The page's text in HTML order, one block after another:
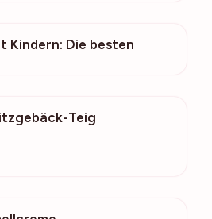
Kindern: Die besten
Teig